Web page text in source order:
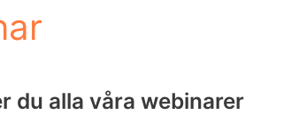
du alla våra webinarer